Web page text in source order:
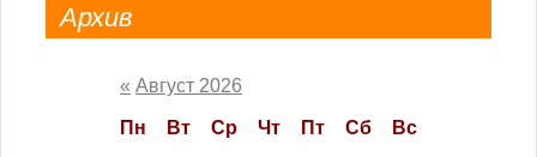
Архив
« Август 2026
Пн Вт Ср Чт Пт Сб Вс